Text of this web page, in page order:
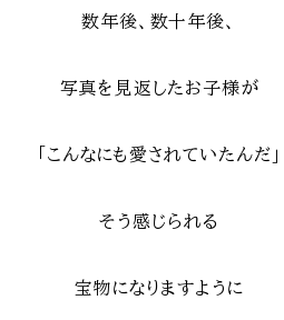
数年後、数十年後、
写真を見返したお子様が
「こんなにも愛されていたんだ」
そう感じられる
宝物になりますように